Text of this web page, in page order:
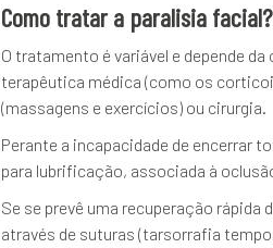
Como tratar a paralisia facial?
O tratamento é variável e depende
terapêutica médica (como os
(massagens e exercícios) ou cirurgia.
Perante a incapacidade de encerrar
para lubrificação, associada à
Se se prevê uma recuperação
através de suturas (tarsorrafia